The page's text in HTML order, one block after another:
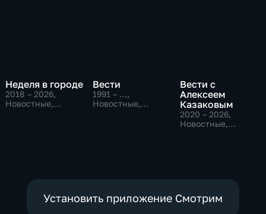
Неделя в городе
2018 – 2026,
Новостные,
Вести
1991 – …,
Новостные,
Вести с
Алексеем
Казаковым
2020 – 2026,
Новостные,
Установить приложение Смотрим